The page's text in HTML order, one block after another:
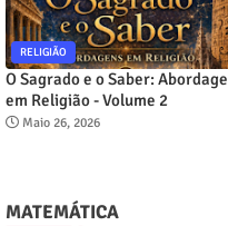
RELIGIÃO
O Sagrado e o Saber:
em Religião - Volume 2
Maio 26, 2026
MATEMÁTICA